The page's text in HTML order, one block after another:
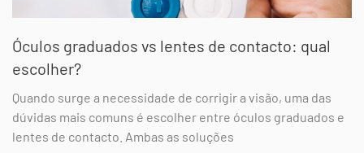
Óculos graduados vs lentes de contacto: qual
escolher?
Quando surge a necessidade de corrigir a visão, uma das
dúvidas mais comuns é escolher entre óculos graduados e
lentes de contacto. Ambas as soluções